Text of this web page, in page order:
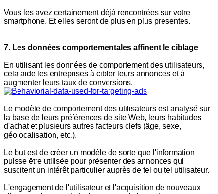
Vous les avez certainement déjà rencontrées sur votre
smartphone. Et elles seront de plus en plus présentes.
7. Les données comportementales affinent le ciblage
En utilisant les données de comportement des utilisateurs,
cela aide les entreprises à cibler leurs annonces et à
augmenter leurs taux de conversions.
Le modèle de comportement des utilisateurs est analysé sur
la base de leurs préférences de site Web, leurs habitudes
d'achat et plusieurs autres facteurs clefs (âge, sexe,
géolocalisation, etc.).
Le but est de créer un modèle de sorte que l'information
puisse être utilisée pour présenter des annonces qui
suscitent un intérêt particulier auprès de tel ou tel utilisateur.
L'engagement de l'utilisateur et l'acquisition de nouveaux